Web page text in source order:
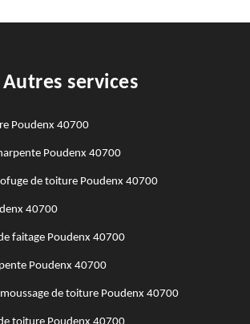
Autres services
Poudenx 40700
Poudenx 40700
de toiture Poudenx 40700
40700
faitage Poudenx 40700
Poudenx 40700
de toiture Poudenx 40700